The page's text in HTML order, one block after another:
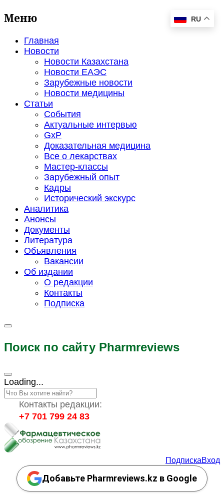
Меню
Главная
Новости
Новости Казахстана
Новости ЕАЭС
Зарубежные новости
Новости медицины
Статьи
События
Актуальные интервью
GxP
Доказательная медицина
Все о лекарствах
Мастер-классы
Зарубежный опыт
Кадры
Исторический экскурс
Аналитика
Анонсы
Документы
Литература
Объявления
Вакансии
Об издании
О редакции
Контакты
Подписка
Поиск по сайту Pharmreviews
Loading...
Контакты редакции:
+7 701 799 24 83
RU
ПодпискаВход
Добавьте Pharmreviews.kz в Google